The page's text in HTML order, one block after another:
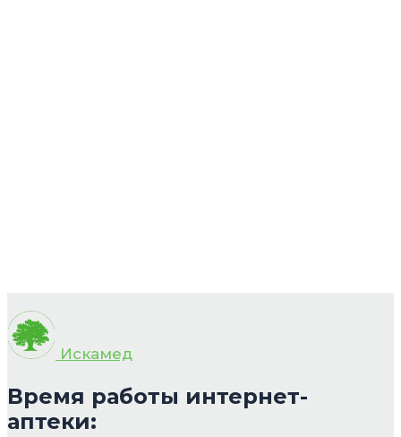
Искамед
Время работы интернет-
аптеки: